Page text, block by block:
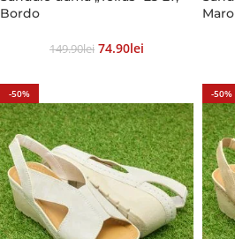
Bordo
149.90Lei 74.90Lei
Maro
-50% -50%